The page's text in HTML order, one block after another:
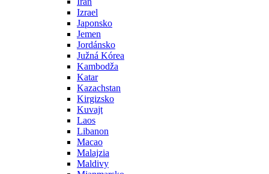
Izrael
Japonsko
Jemen
Jordánsko
Južná Kórea
Kambodža
Katar
Kazachstan
Kirgizsko
Kuvajt
Laos
Libanon
Macao
Malajzia
Maldivy